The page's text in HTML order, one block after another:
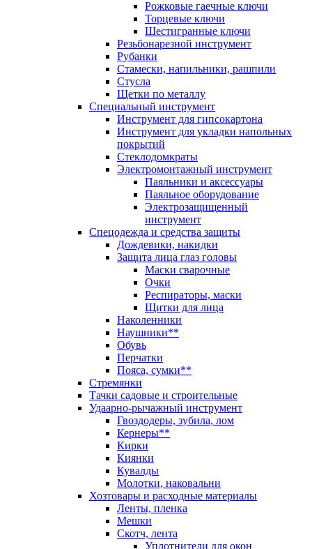
Рожковые гаечные ключи
Торцевые ключи
Шестигранные ключи
Резьбонарезной инструмент
Рубанки
Стамески, напильники, рашпили
Стусла
Щетки по металлу
Специальный инструмент
Инструмент для гипсокартона
Инструмент для укладки напольных
покрытий
Стеклодомкраты
Электромонтажный инструмент
Паяльники и аксессуары
Паяльное оборудование
Электрозащищенный
инструмент
Спецодежда и средства защиты
Дождевики, накидки
Защита лица глаз головы
Маски сварочные
Очки
Респираторы, маски
Щитки для лица
Наколенники
Наушники**
Обувь
Перчатки
Пояса, сумки**
Стремянки
Тачки садовые и строительные
Удаарно-рычажный инструмент
Гвоздодеры, зубила, лом
Кернеры**
Кирки
Киянки
Кувалды
Молотки, наковальни
Хозтовары и расходные материалы
Ленты, пленка
Мешки
Скотч, лента
Уплотнители для окон